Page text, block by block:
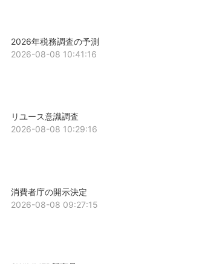
2026年税務調査の予測
2026-08-08 10:41:16
リユース意識調査
2026-08-08 10:29:16
消費者庁の開示決定
2026-08-08 09:27:15